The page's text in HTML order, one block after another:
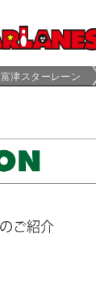
富津スターレーン